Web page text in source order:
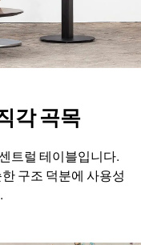
각 곡목
트럴 테이블입니다.
구조 덕분에 사용성